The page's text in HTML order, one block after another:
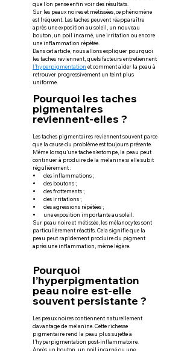
que l’on pense enfin voir des résultats.
Sur les peaux noires et métissées, ce phénomène
est fréquent. Les taches peuvent réapparaître
après une exposition au soleil, un nouveau
bouton, un poil incarné, une irritation ou encore
une inflammation répétée.
Dans cet article, nous allons expliquer pourquoi
les taches reviennent, quels facteurs entretiennent
l’hyperpigmentation et comment aider la peau à
retrouver progressivement un teint plus
uniforme.
Pourquoi les taches
pigmentaires
reviennent-elles ?
Les taches pigmentaires reviennent souvent parce
que la cause du problème est toujours présente.
Même lorsqu’une tache s’estompe, la peau peut
continuer à produire de la mélanine si elle subit
régulièrement :
des inflammations ;
des boutons ;
des frottements ;
des irritations ;
des agressions répétées ;
une exposition importante au soleil.
Sur peau noire et métissée, les mélanocytes sont
particulièrement réactifs. Cela signifie que la
peau peut rapidement produire du pigment
après une inflammation, même légère.
Pourquoi
l’hyperpigmentation
peau noire est-elle
souvent persistante ?
Les peaux noires contiennent naturellement
davantage de mélanine. Cette richesse
pigmentaire rend la peau plus sujette à
l’hyperpigmentation post-inflammatoire.
Après un bouton, un poil incarné ou une